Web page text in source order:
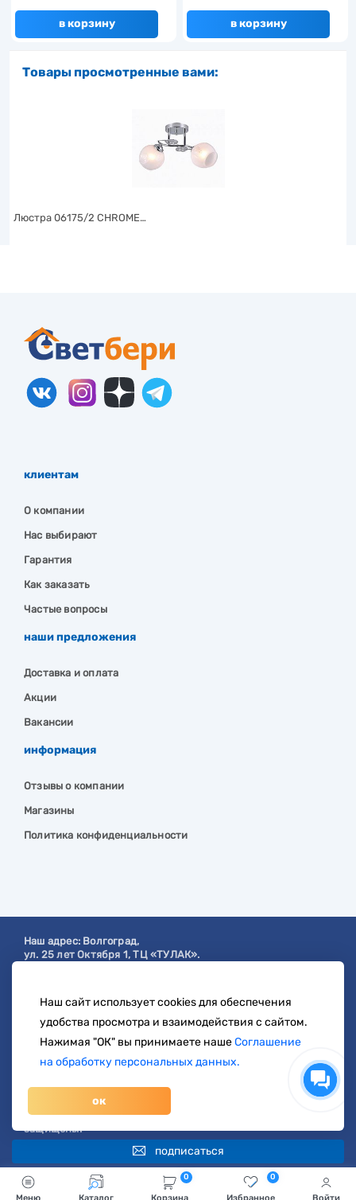
Меню Каталог Корзина
0
Избранное
0
Войти
подписаться
в корзину в корзину
Товары просмотренные вами:
Люстра 06175/2 CHROME…
клиентам
О компании
Нас выбирают
Гарантия
Как заказать
Частые вопросы
наши предложения
Доставка и оплата
Акции
Вакансии
информация
Отзывы о компании
Магазины
Политика конфиденциальности
Наш адрес: Волгоград,
ул. 25 лет Октября 1, ТЦ «ТУЛАК».
с 9:00 до 19:00
8 904 404-57-57
zakaz@svetberi34.ru
© 1996-2026 svetberi.com (Светбери.рф)
Магазин электротехнических товаров.
защищены.
Наш сайт использует cookies для обеспечения
удобства просмотра и взаимодействия с сайтом.
Нажимая "ОК" вы принимаете нашеСоглашение
на обработку персональных данных.
ок